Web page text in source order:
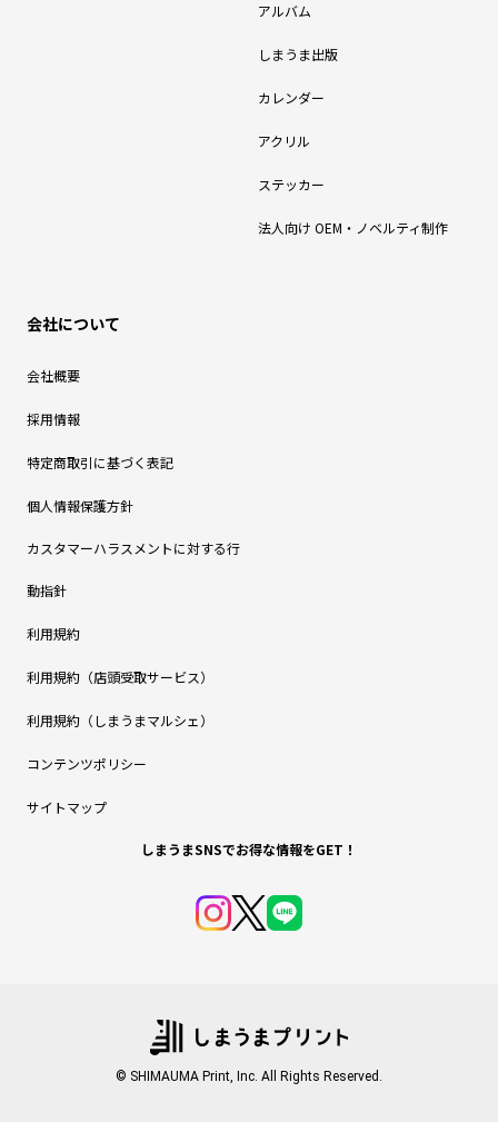
アルバム
しまうま出版
カレンダー
アクリル
ステッカー
法人向け OEM・ノベルティ制作
会社について
会社概要
採用情報
特定商取引に基づく表記
個人情報保護方針
カスタマーハラスメントに対する行
動指針
利用規約
利用規約（店頭受取サービス）
利用規約（しまうまマルシェ）
コンテンツポリシー
サイトマップ
しまうまSNSでお得な情報をGET！
© SHIMAUMA Print, Inc. All Rights Reserved.